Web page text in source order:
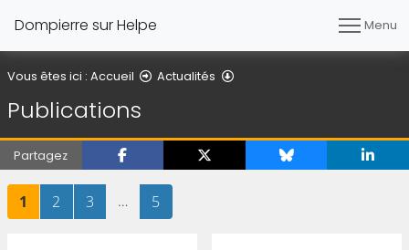
Dompierre sur Helpe Menu
Vous êtes ici : Accueil Actualités
Publications
Partagez
Page
1 sur 5Page
2 sur 5Page
3sur 5
… Page
5